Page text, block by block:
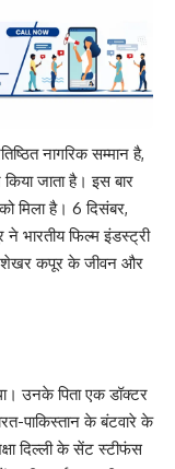
नागरिक सम्मान है,
जाता है। इस बार
मिला है। 6 दिसंबर,
भारतीय फिल्म इंडस्ट्री
शेखर कपूर के जीवन और
उनके पिता एक डॉक्टर
पाकिस्तान के बंटवारे के
दिल्ली के सेंट स्टीफंस